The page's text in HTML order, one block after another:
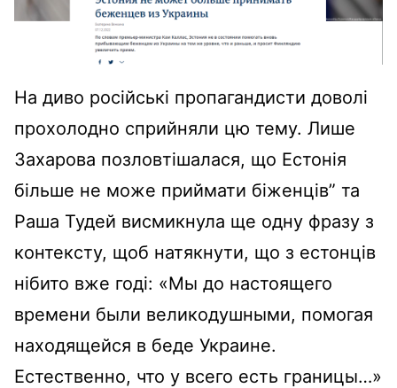
На диво російські пропагандисти доволі
прохолодно сприйняли цю тему. Лише
Захарова позловтішалася, що Естонія
більше не може приймати біженців” та
Раша Тудей висмикнула ще одну фразу з
контексту, щоб натякнути, що з естонців
нібито вже годі: «Мы до настоящего
времени были великодушными, помогая
находящейся в беде Украине.
Естественно, что у всего есть границы…»